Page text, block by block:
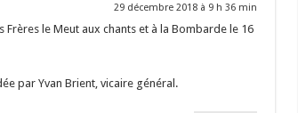
29 décembre 2018 à 9 h 36 min
Frères le Meut aux chants et à la Bombarde le 16
par Yvan Brient, vicaire général.